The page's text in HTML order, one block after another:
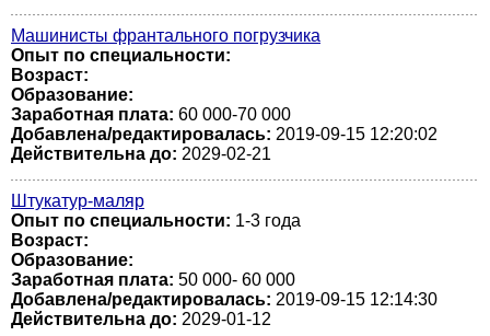
Машинисты франтального погрузчика
Опыт по специальности:
Возраст:
Образование:
Заработная плата: 60 000-70 000
Добавлена/редактировалась: 2019-09-15 12:20:02
Действительна до: 2029-02-21
Штукатур-маляр
Опыт по специальности: 1-3 года
Возраст:
Образование:
Заработная плата: 50 000- 60 000
Добавлена/редактировалась: 2019-09-15 12:14:30
Действительна до: 2029-01-12